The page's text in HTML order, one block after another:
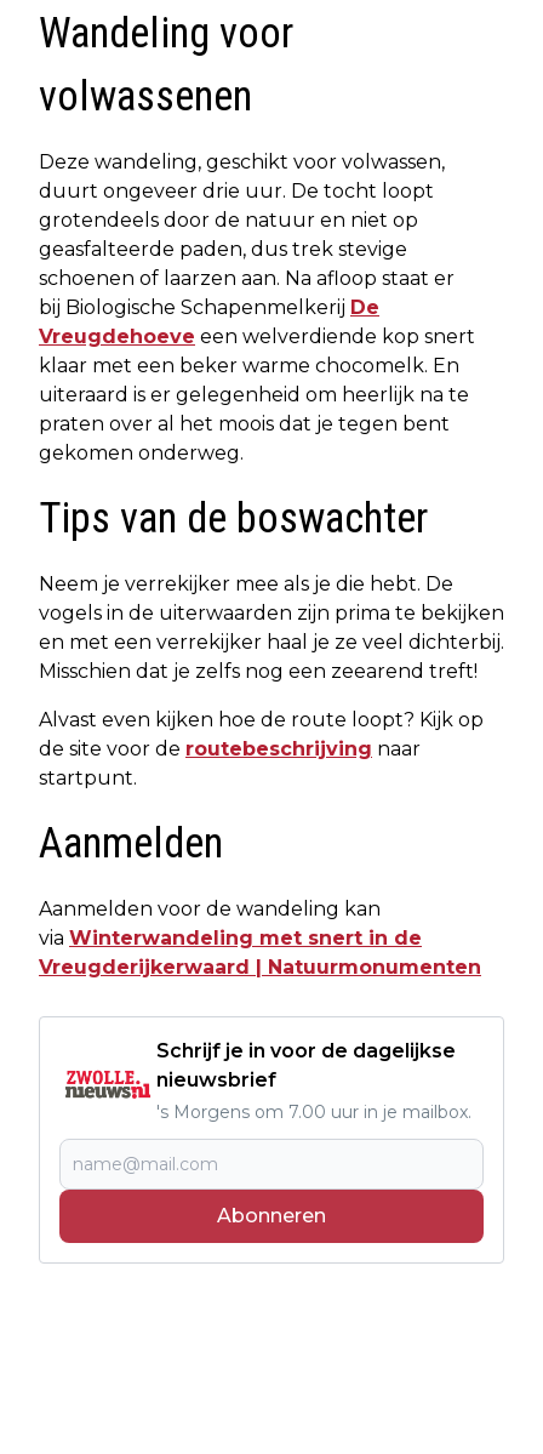
Wandeling voor
volwassenen
Deze wandeling, geschikt voor volwassen,
duurt ongeveer drie uur. De tocht loopt
grotendeels door de natuur en niet op
geasfalteerde paden, dus trek stevige
schoenen of laarzen aan. Na afloop staat er
bij Biologische Schapenmelkerij De
Vreugdehoeve een welverdiende kop snert
klaar met een beker warme chocomelk. En
uiteraard is er gelegenheid om heerlijk na te
praten over al het moois dat je tegen bent
gekomen onderweg.
Tips van de boswachter
Neem je verrekijker mee als je die hebt. De
vogels in de uiterwaarden zijn prima te bekijken
en met een verrekijker haal je ze veel dichterbij.
Misschien dat je zelfs nog een zeearend treft!
Alvast even kijken hoe de route loopt? Kijk op
de site voor de routebeschrijving naar
startpunt.
Aanmelden
Aanmelden voor de wandeling kan
via Winterwandeling met snert in de
Vreugderijkerwaard | Natuurmonumenten
Schrijf je in voor de dagelijkse
nieuwsbrief
's Morgens om 7.00 uur in je mailbox.
Abonneren